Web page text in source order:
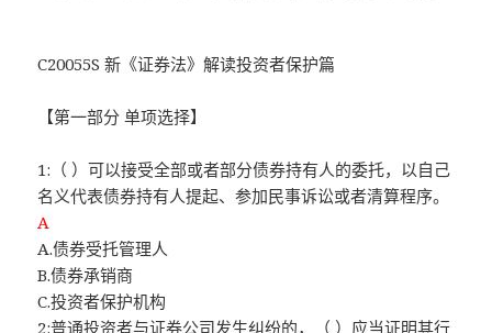
C20055S 新《证券法》解读投资者保护篇
【第一部分 单项选择】
1:（ ）可以接受全部或者部分债券持有人的委托，以自己
名义代表债券持有人提起、参加民事诉讼或者清算程序。
A
A.债券受托管理人
B.债券承销商
C.投资者保护机构
2:普通投资者与证券公司发生纠纷的，（ ）应当证明其行